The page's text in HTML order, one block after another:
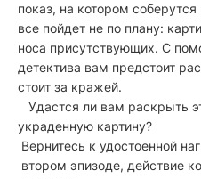
показ, на котором
все пойдет не по плану:
носа присутствующих. С
детектива вам предстоит
стоит за кражей.
Удастся ли вам раскрыть
украденную картину?
Вернитесь к удостоенной
втором эпизоде, действие